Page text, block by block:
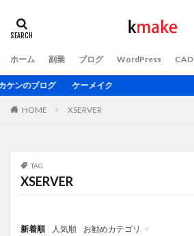
ホーム 副業 ブログ WordPress CAD
のブログ ケーメイク
HOME XSERVER
TAG
XSERVER
新着順 人気順 お勧めカテゴリ